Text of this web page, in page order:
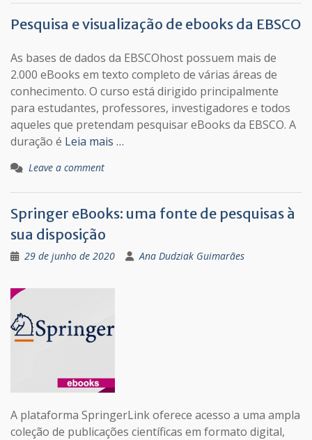
Pesquisa e visualização de ebooks da EBSCO
As bases de dados da EBSCOhost possuem mais de
2.000 eBooks em texto completo de várias áreas de
conhecimento. O curso está dirigido principalmente
para estudantes, professores, investigadores e todos
aqueles que pretendam pesquisar eBooks da EBSCO. A
duração é Leia mais …
Leave a comment
Springer eBooks: uma fonte de pesquisas à
sua disposição
29 de junho de 2020 Ana Dudziak Guimarães
A plataforma SpringerLink oferece acesso a uma ampla
coleção de publicações científicas em formato digital,